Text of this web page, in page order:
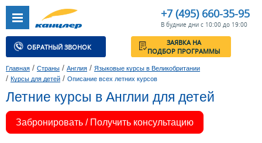
+7 (495) 660-35-95
В будние дни с 10:00 до 19:00
ОБРАТНЫЙ ЗВОНОК
ЗАЯВКА НА
ПОДБОР ПРОГРАММЫ
Главная / Страны / Англия / Языковые курсы в Великобритании
/ Курсы для детей / Описание всех летних курсов
Летние курсы в Англии для детей
Забронировать / Получить консультацию